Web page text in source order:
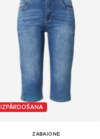
IZPĀRDOŠANA
ZABAIONE